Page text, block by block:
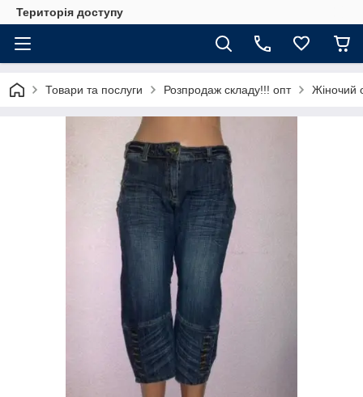
Територія доступу
Товари та послуги Розпродаж складу!!! опт Жіночий